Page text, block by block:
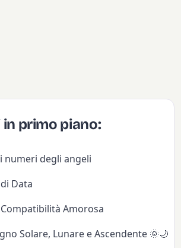
primo piano:
numeri degli angeli
Data
Amorosa
Solare, Lunare e Ascendente 🌞🌙✨